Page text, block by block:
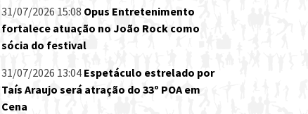
31/07/2026 15:08 Opus Entretenimento
fortalece atuação no João Rock como
sócia do festival
31/07/2026 13:04 Espetáculo estrelado por
Taís Araujo será atração do 33º POA em
Cena